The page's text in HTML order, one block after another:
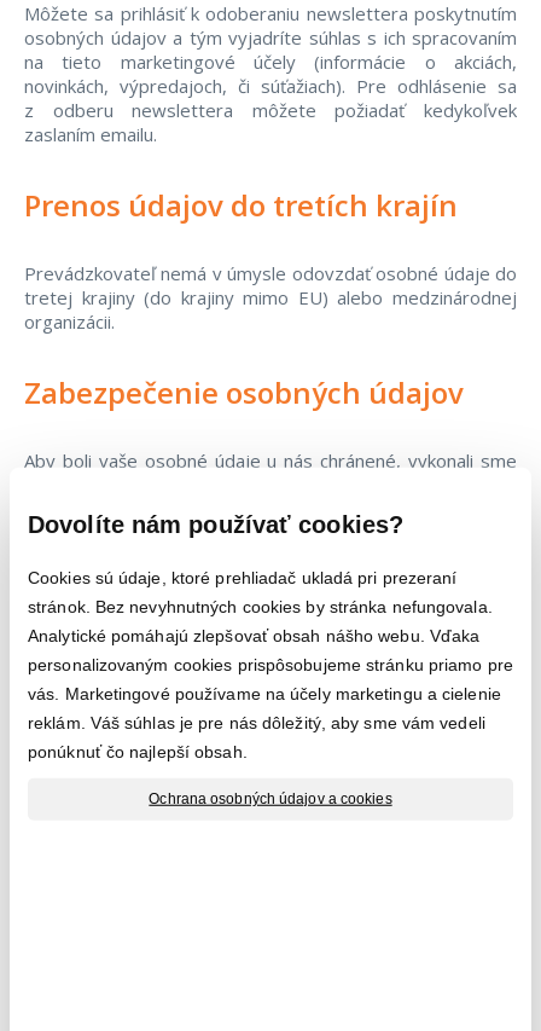
Môžete sa prihlásiť k odoberaniu newslettera poskytnutím
osobných údajov a tým vyjadríte súhlas s ich spracovaním
na tieto marketingové účely (informácie o akciách,
novinkách, výpredajoch, či súťažiach). Pre odhlásenie sa
z odberu newslettera môžete požiadať kedykoľvek
zaslaním emailu.
Prenos údajov do tretích krajín
Prevádzkovateľ nemá v úmysle odovzdať osobné údaje do
tretej krajiny (do krajiny mimo EU) alebo medzinárodnej
organizácii.
Zabezpečenie osobných údajov
Aby boli vaše osobné údaje u nás chránené, vykonali sme
opatrenia v súlade s požiadavkami a nariadeniami platnej
legislatívy. Všetky vaše osobné údaje v elektronickej
serveroch.
Ako dlho vaše osobné údaje
uchovávame
Vaše osobné údaje uchovávame po dobu nevyhnutnú k
vzťahu medzi nami a uplatňovanie nárokov z tohto
Dovolíte nám používať cookies?
Cookies sú údaje, ktoré prehliadač ukladá pri prezeraní
stránok. Bez nevyhnutných cookies by stránka nefungovala.
Analytické pomáhajú zlepšovať obsah nášho webu. Vďaka
personalizovaným cookies prispôsobujeme stránku priamo pre
vás. Marketingové používame na účely marketingu a cielenie
reklám. Váš súhlas je pre nás dôležitý, aby sme vám vedeli
ponúknuť čo najlepší obsah.
Ochrana osobných údajov a cookies